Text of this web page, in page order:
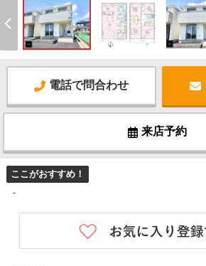
電話で問合わせ
来店予約
ここがおすすめ！
-